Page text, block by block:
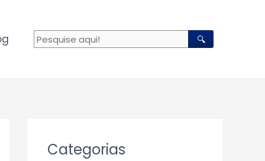
🔍
Categorias
r